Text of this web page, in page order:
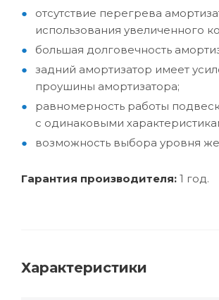
отсутствие перегрева
использования увеличенного
большая долговечность
задний амортизатор имеет
проушины амортизатора;
равномерность работы
с одинаковыми
возможность выбора уровня
Гарантия производителя: 1 год.
Характеристики